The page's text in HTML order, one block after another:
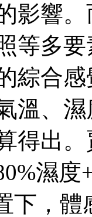
影響
等多
綜合
溫、
得出
濕
下，體